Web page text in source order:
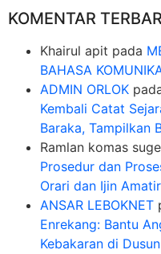
KOMENTAR
Khairul apit pada
BAHASA
ADMIN ORLOK
Kembali Catat
Baraka, Tampilkan
Ramlan komas
Prosedur dan
Orari dan Ijin
ANSAR LEBOKNET
Enrekang: Bantu
Kebakaran di